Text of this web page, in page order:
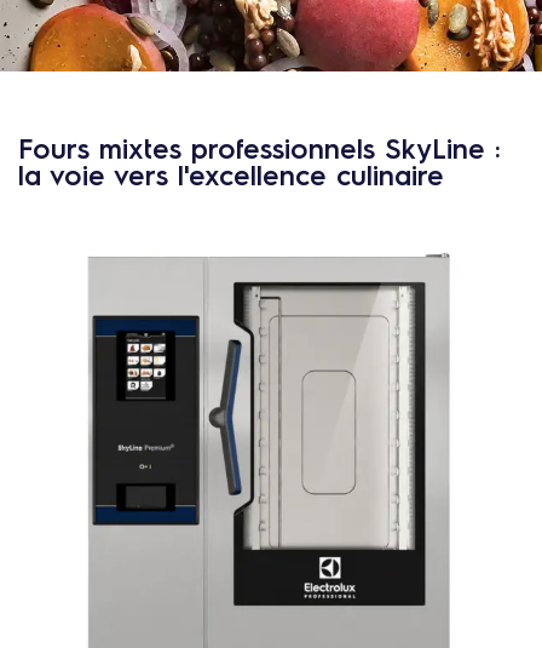
o
n
Fours mixtes professionnels SkyLine :
la voie vers l'excellence culinaire